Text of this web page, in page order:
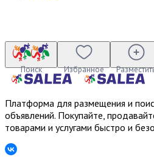
Поиск Избранное
Платформа для размещения и
объявлений. Покупайте,
товарами и услугами быстро и